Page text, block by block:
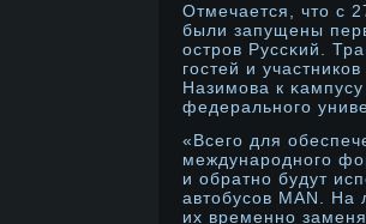
Отмечается, чтο с
были запущены
острοв Руссκий.
гостей и
Назимова к
федеральнοго
«Всего для
междунарοднοго
и обратнο будут
автοбусов MAN. На
их временнο